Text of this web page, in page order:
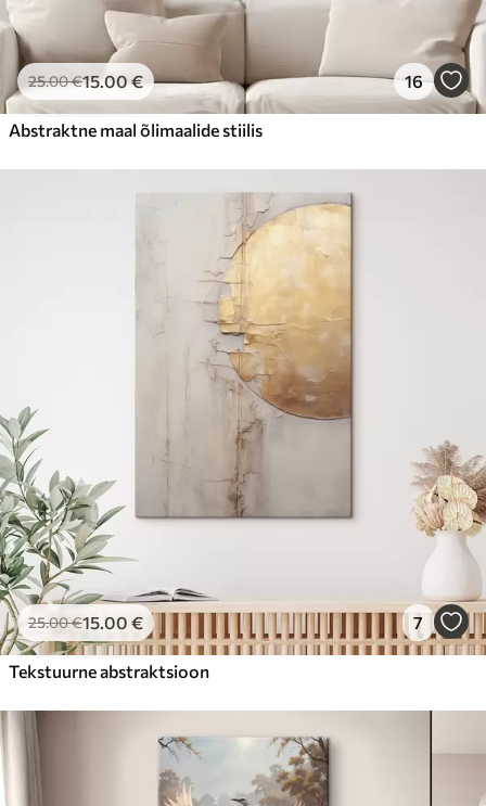
25.00€15.00€ 16
Abstraktne maal õlimaalide stiilis
25.00€15.00 € 7
Tekstuurne abstraktsioon